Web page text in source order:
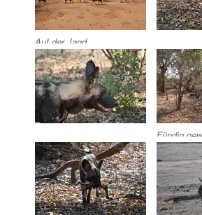
Auf der Jagd
Fündig